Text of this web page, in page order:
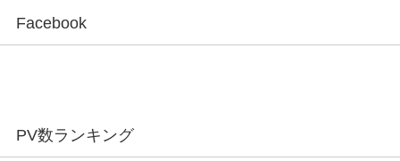
Facebook
PV数ランキング